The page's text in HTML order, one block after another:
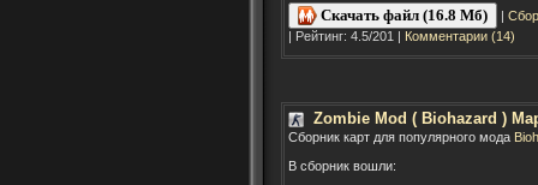
Скачать файл (16.8 Мб) |
| Рейтинг: 4.5/201 | Комментарии (14)
Zombie Mod ( Biohazard )
Сборник карт для популярного мода
В сборник вошли: